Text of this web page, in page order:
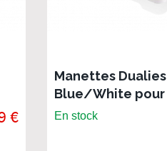
€
Manettes Dualies
Blue/White pour
Nintendo Switch
En stock